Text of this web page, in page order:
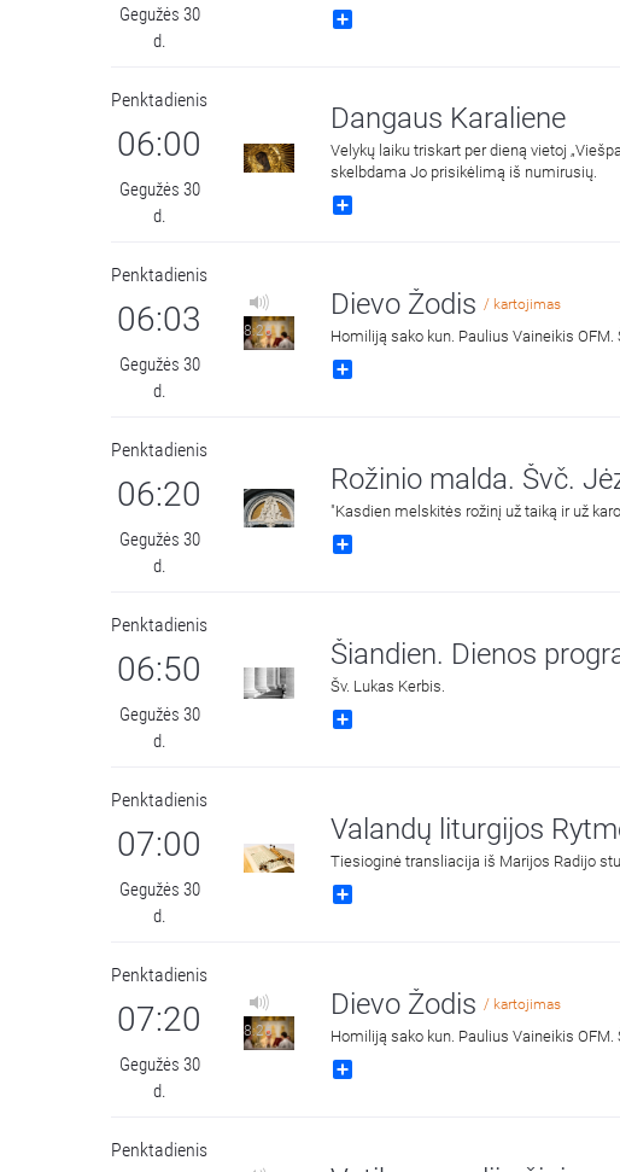
Gegužės 30
d.
Penktadienis
06:00
Gegužės 30
d.
Dangaus Karaliene
Velykų laiku triskart per dieną vietoj
skelbdama Jo prisikėlimą iš numirusių.
Penktadienis
06:03
Gegužės 30
d.
8:26
Dievo Žodis/ kartojimas
Homiliją sako kun. Paulius Vaineikis
Penktadienis
06:20
Gegužės 30
d.
Rožinio malda. Švč.
"Kasdien melskitės rožinį už taiką ir už
Penktadienis
06:50
Gegužės 30
d.
Šiandien. Dienos
Šv. Lukas Kerbis.
Penktadienis
07:00
Gegužės 30
d.
Valandų liturgijos
Tiesioginė transliacija iš Marijos Radijo
Penktadienis
07:20
Gegužės 30
d.
8:26
Dievo Žodis/ kartojimas
Homiliją sako kun. Paulius Vaineikis
Penktadienis